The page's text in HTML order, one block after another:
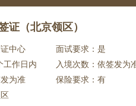
证（北京领区）
中心
面试要求：是
工作日内
入境次数：依签发为
为准
保险要求：有